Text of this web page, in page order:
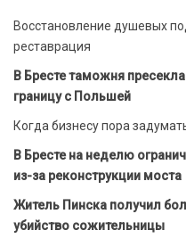
Восстановление душевых
реставрация
В Бресте таможня
границу с Польшей
Когда бизнесу пора
В Бресте на неделю
из-за реконструкции моста
Житель Пинска получил
убийство сожительницы